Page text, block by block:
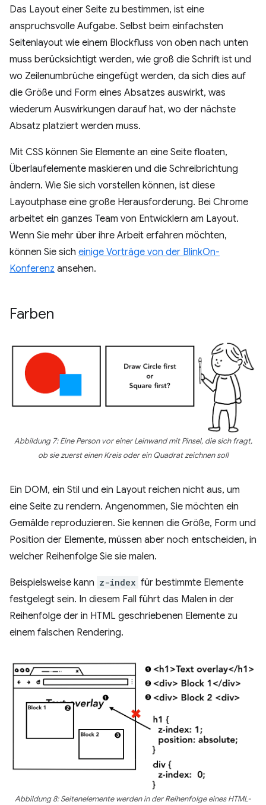
Das Layout einer Seite zu bestimmen, ist eine
anspruchsvolle Aufgabe. Selbst beim einfachsten
Seitenlayout wie einem Blockfluss von oben nach unten
muss berücksichtigt werden, wie groß die Schrift ist und
wo Zeilenumbrüche eingefügt werden, da sich dies auf
die Größe und Form eines Absatzes auswirkt, was
wiederum Auswirkungen darauf hat, wo der nächste
Absatz platziert werden muss.
Mit CSS können Sie Elemente an eine Seite floaten,
Überlaufelemente maskieren und die Schreibrichtung
ändern. Wie Sie sich vorstellen können, ist diese
Layoutphase eine große Herausforderung. Bei Chrome
arbeitet ein ganzes Team von Entwicklern am Layout.
Wenn Sie mehr über ihre Arbeit erfahren möchten,
können Sie sich einige Vorträge von der BlinkOn-
Konferenz ansehen.
Farben
Abbildung 7: Eine Person vor einer Leinwand mit Pinsel, die sich fragt,
ob sie zuerst einen Kreis oder ein Quadrat zeichnen soll
Ein DOM, ein Stil und ein Layout reichen nicht aus, um
eine Seite zu rendern. Angenommen, Sie möchten ein
Gemälde reproduzieren. Sie kennen die Größe, Form und
Position der Elemente, müssen aber noch entscheiden, in
welcher Reihenfolge Sie sie malen.
Beispielsweise kann z-index für bestimmte Elemente
festgelegt sein. In diesem Fall führt das Malen in der
Reihenfolge der in HTML geschriebenen Elemente zu
einem falschen Rendering.
Abbildung 8: Seitenelemente werden in der Reihenfolge eines HTML-